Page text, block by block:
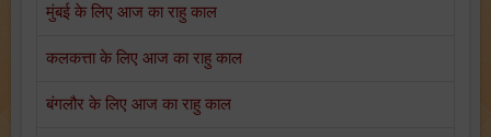
मुंबई के लिए आज का राहु काल
कलकत्ता के लिए आज का राहु काल
बंगलौर के लिए आज का राहु काल